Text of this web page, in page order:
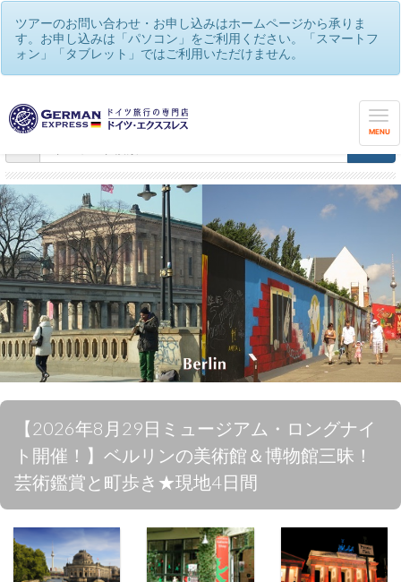
ツアーのお問い合わせ・お申し込みはホームページから承りま
す。お申し込みは「パソコン」をご利用ください。「スマートフ
ォン」「タブレット」ではご利用いただけません。
MENU
ベルリンで過ごすおすすめツアー満載！🌟光の祭典🌙フェスティ
バル・オブ・ライツなど
【2026年8月29日ミュージアム・ロングナイ
ト開催！】ベルリンの美術館＆博物館三昧！
芸術鑑賞と町歩き★現地4日間